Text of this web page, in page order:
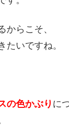
からこそ、
たいですね。
の色かぶり に